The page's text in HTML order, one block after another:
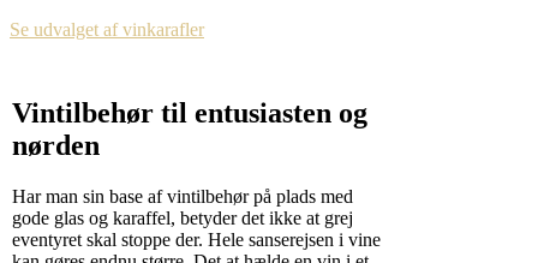
Se udvalget af vinkarafler
Vintilbehør til entusiasten og
nørden
Har man sin base af vintilbehør på plads med
gode glas og karaffel, betyder det ikke at grej
eventyret skal stoppe der. Hele sanserejsen i vine